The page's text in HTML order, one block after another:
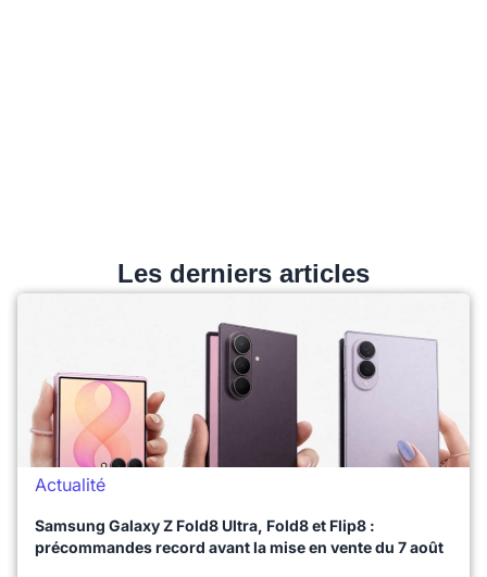
Les derniers articles
Actualité
Samsung Galaxy Z Fold8 Ultra, Fold8 et Flip8 :
précommandes record avant la mise en vente du 7 août